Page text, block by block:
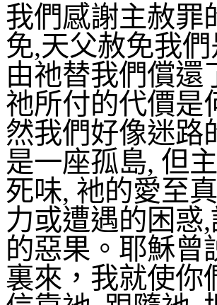
我們感謝主赦罪
免,天父赦免我
由祂替我們償還
祂所付的代價是
然我們好像迷路
是一座孤島, 但
死味, 衪的愛至
力或遭遇的困惑,
的惡果。耶穌曾
裏來，我就使你